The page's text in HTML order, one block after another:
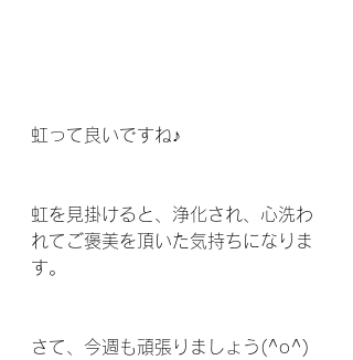
虹って良いですね♪
虹を見掛けると、浄化され、心洗わ
れてご褒美を頂いた気持ちになりま
す。
さて、今週も頑張りましょう(^o^)